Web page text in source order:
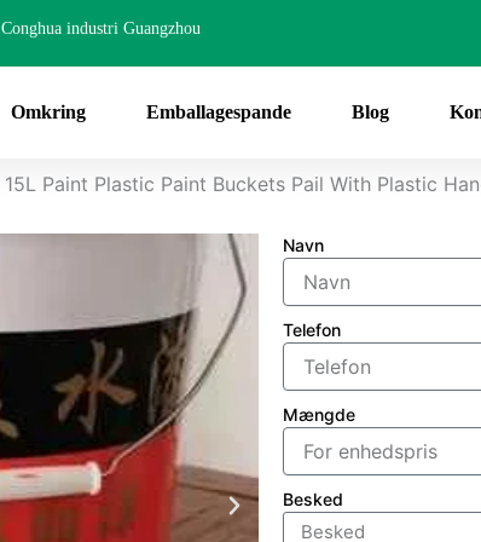
Conghua industri Guangzhou
Omkring Emballagespande Blog
Paint Plastic Paint Buckets Pail With Plastic
Navn
Telefon
Mængde
Besked